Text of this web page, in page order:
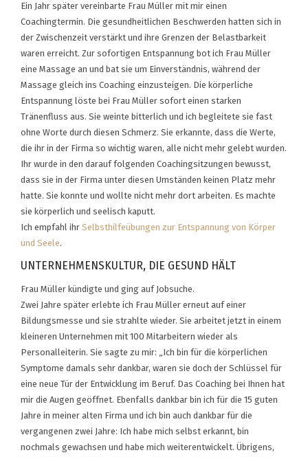
Ein Jahr später vereinbarte Frau Müller mit mir einen
Coachingtermin. Die gesundheitlichen Beschwerden hatten sich in
der Zwischenzeit verstärkt und ihre Grenzen der Belastbarkeit
waren erreicht. Zur sofortigen Entspannung bot ich Frau Müller
eine Massage an und bat sie um Einverständnis, während der
Massage gleich ins Coaching einzusteigen. Die körperliche
Entspannung löste bei Frau Müller sofort einen starken
Tränenfluss aus. Sie weinte bitterlich und ich begleitete sie fast
ohne Worte durch diesen Schmerz. Sie erkannte, dass die Werte,
die ihr in der Firma so wichtig waren, alle nicht mehr gelebt wurden.
Ihr wurde in den darauf folgenden Coachingsitzungen bewusst,
dass sie in der Firma unter diesen Umständen keinen Platz mehr
hatte. Sie konnte und wollte nicht mehr dort arbeiten. Es machte
sie körperlich und seelisch kaputt.
Ich empfahl ihr Selbsthilfeübungen zur Entspannung von Körper
und Seele.
UNTERNEHMENSKULTUR, DIE GESUND HÄLT
Frau Müller kündigte und ging auf Jobsuche.
Zwei Jahre später erlebte ich Frau Müller erneut auf einer
Bildungsmesse und sie strahlte wieder. Sie arbeitet jetzt in einem
kleineren Unternehmen mit 100 Mitarbeitern wieder als
Personalleiterin. Sie sagte zu mir: „Ich bin für die körperlichen
Symptome damals sehr dankbar, waren sie doch der Schlüssel für
eine neue Tür der Entwicklung im Beruf. Das Coaching bei Ihnen hat
mir die Augen geöffnet. Ebenfalls dankbar bin ich für die 15 guten
Jahre in meiner alten Firma und ich bin auch dankbar für die
vergangenen zwei Jahre: Ich habe mich selbst erkannt, bin
nochmals gewachsen und habe mich weiterentwickelt. Übrigens,